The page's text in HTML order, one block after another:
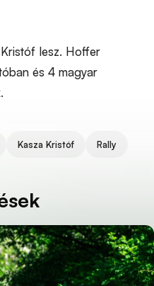
lesz. Hoffer
és 4 magyar
Kasza Kristóf Rally